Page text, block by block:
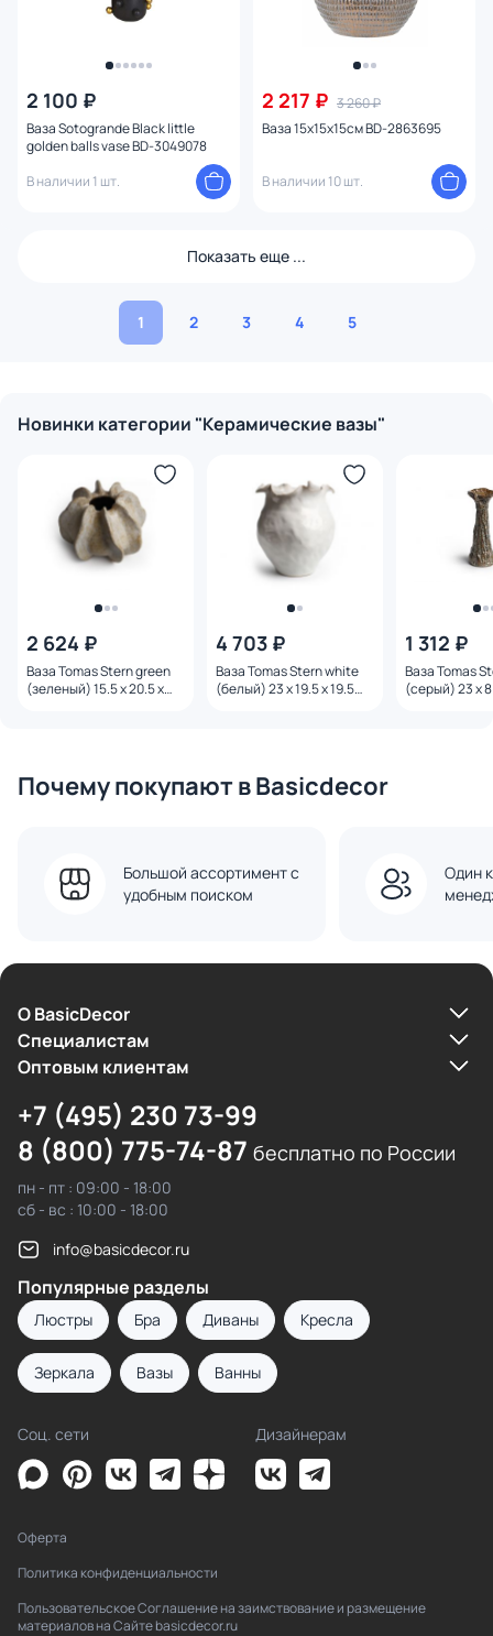
2 100 ₽
Ваза Sotogrande Black little
golden balls vase BD-3049078
В наличии 1 шт.
2 217 ₽ 3 260 ₽
Ваза 15x15x15см BD-2863695
В наличии 10 шт.
Показать еще ...
1 2 3 4 5
Новинки категории "Керамические вазы"
2 624 ₽
Ваза Tomas Stern green
(зеленый) 15.5 x 20.5 x
4 703 ₽
Ваза Tomas Stern white
(белый) 23 x 19.5 x 19.5
1 312 ₽
Ваза Tomas
(серый) 23 x
Почему покупают в Basicdecor
Большой ассортимент с
удобным поиском
Один
О BasicDecor
Cпециалистам
Оптовым клиентам
+7 (495) 230 73-99
8 (800) 775-74-87 бесплатно по России
пн - пт : 09:00 - 18:00
сб - вс : 10:00 - 18:00
info@basicdecor.ru
Популярные разделы
Люстры Бра Диваны Кресла
Зеркала Вазы Ванны
Соц. сети Дизайнерам
Оферта
Политика конфиденциальности
Пользовательское Соглашение на заимствование и размещение
материалов на Сайте basicdecor.ru